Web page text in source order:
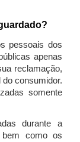
pessoais dos
apenas
reclamação,
consumidor.
somente
durante a
bem como os